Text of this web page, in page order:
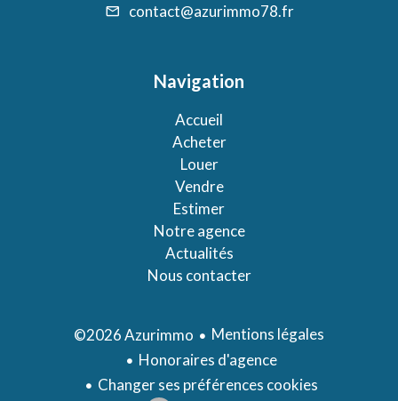
contact@azurimmo78.fr
Navigation
Accueil
Acheter
Louer
Vendre
Estimer
Notre agence
Actualités
Nous contacter
©2026 Azurimmo
Mentions légales
Honoraires d'agence
Changer ses préférences cookies